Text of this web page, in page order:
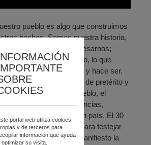
pueblo es algo que construimos
hechos. Somos nuestra historia,
nuestra forma de expresarnos;
acontece como colectivo, lo que
naturaleza nos ofrece y hace ser.
fundamentamos a base de pretérito y
y que conforman un pueblo, el
por encima de las diferencias,
nos une: construir un país. El 30
es la ocasión para festejar
distingue y poner de manifiesto la
portal web utiliza cookies
y de terceros para
información que ayuda
optimizar su visita.